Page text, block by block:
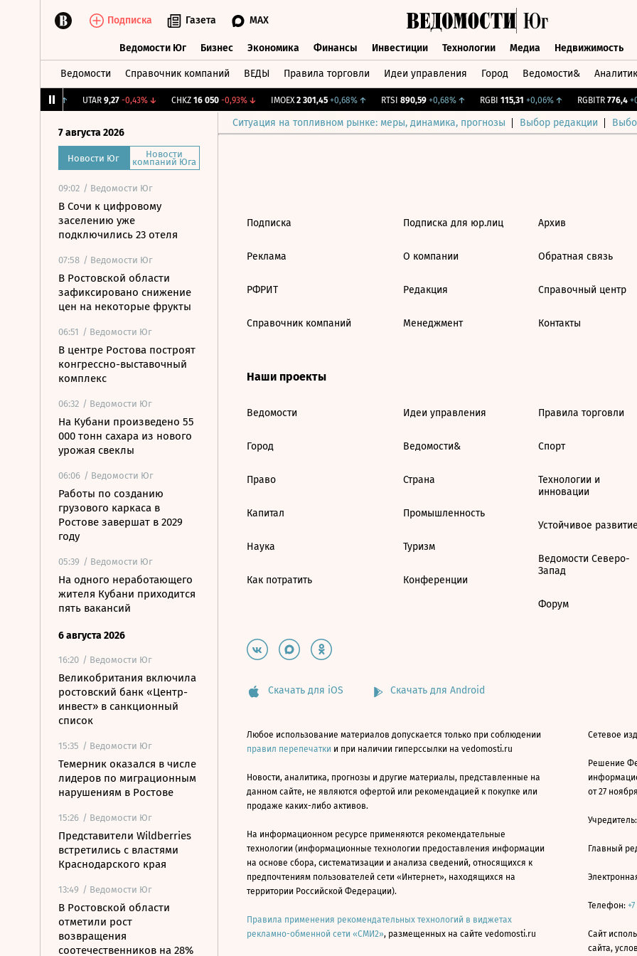
Подписка Газета MAX
Ведомости Юг Бизнес Экономика Финансы Инвестиции Технологии Медиа Недвижимость
Ведомости Справочник компаний ВЕДЫ Правила торговли Идеи управления Город Ведомости&
UTAR 9,27 -0,43%↓ CHKZ 16 050 -0,93%↓ IMOEX 2 301,45 +0,68%↑ RTSI 890,59 +0,68%↑ RGBI 115,31 +0,06%↑ RGBITR 776,4
Ситуация на топливном рынке: меры, динамика, прогнозы Выбор редакции
7 августа 2026
Новости Юг Новости
компаний Юга
09:02 / Ведомости Юг
В Сочи к цифровому
заселению уже
подключились 23 отеля
07:58 / Ведомости Юг
В Ростовской области
зафиксировано снижение
цен на некоторые фрукты
06:51 / Ведомости Юг
В центре Ростова построят
конгрессно-выставочный
комплекс
06:32 / Ведомости Юг
На Кубани произведено 55
000 тонн сахара из нового
урожая свеклы
06:06 / Ведомости Юг
Работы по созданию
грузового каркаса в
Ростове завершат в 2029
году
05:39 / Ведомости Юг
На одного неработающего
жителя Кубани приходится
пять вакансий
6 августа 2026
16:20 / Ведомости Юг
Великобритания включила
ростовский банк «Центр-
инвест» в санкционный
список
15:35 / Ведомости Юг
Темерник оказался в числе
лидеров по миграционным
нарушениям в Ростове
15:26 / Ведомости Юг
Представители Wildberries
встретились с властями
Краснодарского края
13:49 / Ведомости Юг
В Ростовской области
отметили рост
возвращения
соотечественников на 28%
Подписка
Реклама
РФРИТ
Справочник компаний
Подписка для юр.лиц
О компании
Редакция
Менеджмент
Архив
Обратная связь
Справочный центр
Контакты
Наши проекты
Ведомости
Город
Право
Капитал
Наука
Как потратить
Идеи управления
Ведомости&
Страна
Промышленность
Туризм
Конференции
Правила торговли
Спорт
Технологии и
инновации
Устойчивое
Ведомости Северо-
Запад
Форум
Скачать для iOS Скачать для Android
Любое использование материалов допускается только при соблюдении
правил перепечатки и при наличии гиперссылки на vedomosti.ru
Новости, аналитика, прогнозы и другие материалы, представленные на
данном сайте, не являются офертой или рекомендацией к покупке или
продаже каких-либо активов.
На информационном ресурсе применяются рекомендательные
технологии (информационные технологии предоставления информации
на основе сбора, систематизации и анализа сведений, относящихся к
предпочтениям пользователей сети «Интернет», находящихся на
территории Российской Федерации).
Правила применения рекомендательных технологий в виджетах
рекламно-обменной сети «СМИ2», размещенных на сайте vedomosti.ru
Сетевое
Решение
от 27
Главный
Телефон:
Сайт
сайта,